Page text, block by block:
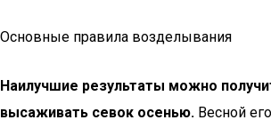
Основные правила возделывания
Наилучшие результаты можно
высаживать севок осенью. Весной